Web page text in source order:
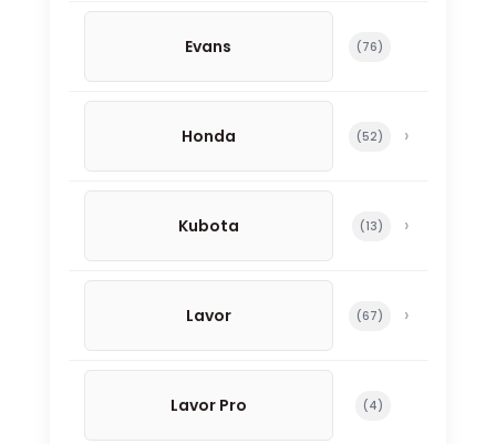
Evans 7676 productos
Honda 5252 productos
Kubota 1313 productos
Lavor 6767 productos
Lavor Pro 44 productos